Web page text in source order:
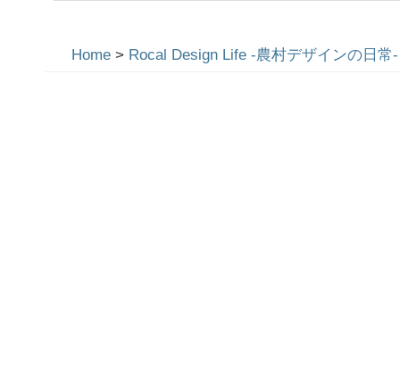
Home > Rocal Design Life -農村デザインの日常-